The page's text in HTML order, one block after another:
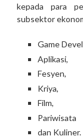
kepada para
subsektor
Game
Aplikasi,
Fesyen,
Kriya,
Film,
Pariwisata
dan Kuliner.